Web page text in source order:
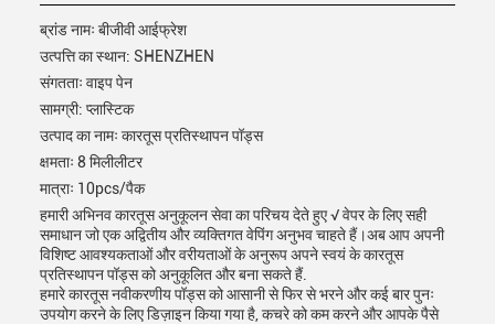
ब्रांड नामः बीजीवी आईफ्रेश
उत्पत्ति का स्थान: SHENZHEN
संगतताः वाइप पेन
सामग्री: प्लास्टिक
उत्पाद का नामः कारतूस प्रतिस्थापन पॉड्स
क्षमताः 8 मिलीलीटर
मात्राः 10pcs/पैक
हमारी अभिनव कारतूस अनुकूलन सेवा का परिचय देते हुए √ वेपर के लिए सही
समाधान जो एक अद्वितीय और व्यक्तिगत वेपिंग अनुभव चाहते हैं।अब आप अपनी
विशिष्ट आवश्यकताओं और वरीयताओं के अनुरूप अपने स्वयं के कारतूस
प्रतिस्थापन पॉड्स को अनुकूलित और बना सकते हैं.
हमारे कारतूस नवीकरणीय पॉड्स को आसानी से फिर से भरने और कई बार पुनः
उपयोग करने के लिए डिज़ाइन किया गया है, कचरे को कम करने और आपके पैसे